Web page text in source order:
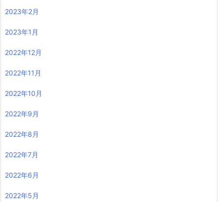
2023年2月
2023年1月
2022年12月
2022年11月
2022年10月
2022年9月
2022年8月
2022年7月
2022年6月
2022年5月